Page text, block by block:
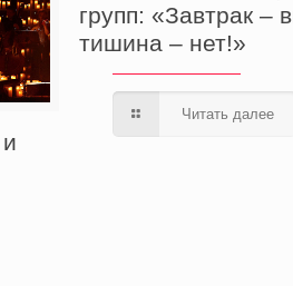
групп: «Завтрак –
тишина – нет!»
Читать далее